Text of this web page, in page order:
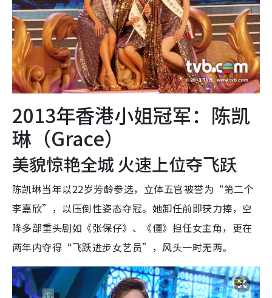
2013年香港小姐冠军：陈凯
琳（Grace）
美貌惊艳全城 火速上位夺飞跃
陈凯琳当年以22岁芳龄参选，立体五官被誉为“第二个
李嘉欣”，以压倒性姿态夺冠。她卸任前即获力捧，空
降多部重头剧如《张保仔》、《僵》担任女主角，更在
两年内夺得“飞跃进步女艺员”，风头一时无两。